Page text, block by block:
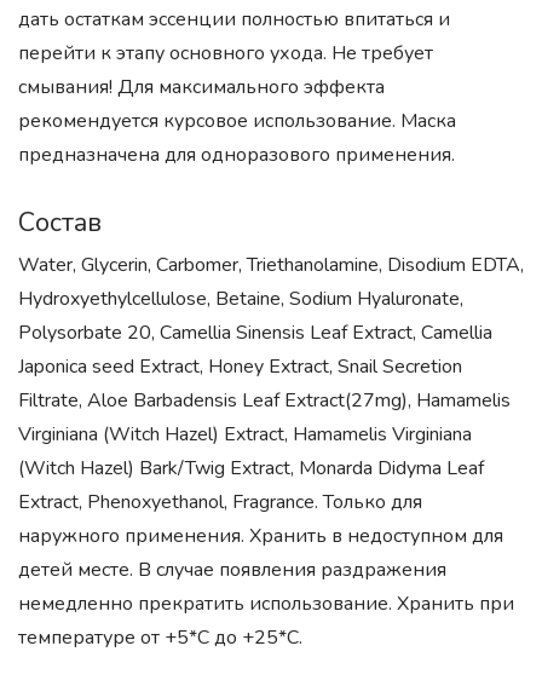
дать остаткам эссенции полностью впитаться и
перейти к этапу основного ухода. Не требует
смывания! Для максимального эффекта
рекомендуется курсовое использование. Маска
предназначена для одноразового применения.
Состав
Water, Glycerin, Carbomer, Triethanolamine, Disodium EDTA,
Hydroxyethylcellulose, Betaine, Sodium Hyaluronate,
Polysorbate 20, Camellia Sinensis Leaf Extract, Camellia
Japonica seed Extract, Honey Extract, Snail Secretion
Filtrate, Aloe Barbadensis Leaf Extract(27mg), Hamamelis
Virginiana (Witch Hazel) Extract, Hamamelis Virginiana
(Witch Hazel) Bark/Twig Extract, Monarda Didyma Leaf
Extract, Phenoxyethanol, Fragrance. Только для
наружного применения. Хранить в недоступном для
детей месте. В случае появления раздражения
немедленно прекратить использование. Хранить при
температуре от +5*С до +25*С.